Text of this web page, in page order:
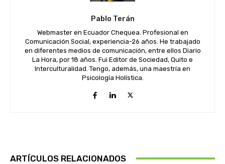
Pablo Terán
Webmaster en Ecuador Chequea. Profesional en
Comunicación Social, experiencia-26 años. He trabajado
en diferentes medios de comunicación, entre ellos Diario
La Hora, por 18 años. Fui Editor de Sociedad, Quito e
Interculturalidad. Tengo, además, una maestría en
Psicología Holística.
ARTÍCULOS RELACIONADOS